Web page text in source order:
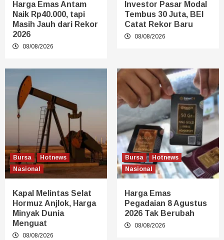
Harga Emas Antam
Naik Rp40.000, tapi
Masih Jauh dari Rekor
2026
08/08/2026
Investor Pasar Modal
Tembus 30 Juta, BEI
Catat Rekor Baru
08/08/2026
Bursa
Hotnews
Nasional
Kapal Melintas Selat
Hormuz Anjlok, Harga
Minyak Dunia
Menguat
08/08/2026
Bursa
Hotnews
Nasional
Harga Emas
Pegadaian 8 Agustus
2026 Tak Berubah
08/08/2026